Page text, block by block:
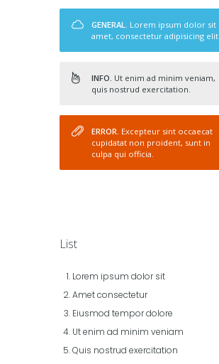
GENERAL.
Lorem ipsum dolor sit
amet, consectetur adipisicing elit.
INFO. Ut enim ad minim veniam,
quis nostrud exercitation.
ERROR. Excepteur sint occaecat
cupidatat non proident, sunt in
culpa qui officia.
List
Lorem ipsum dolor sit
Amet consectetur
Eiusmod tempor dolore
Ut enim ad minim veniam
Quis nostrud exercitation